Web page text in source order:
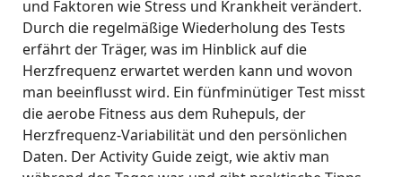
und Faktoren wie Stress und Krankheit verändert.
Durch die regelmäßige Wiederholung des Tests
erfährt der Träger, was im Hinblick auf die
Herzfrequenz erwartet werden kann und wovon
man beeinflusst wird. Ein fünfminütiger Test misst
die aerobe Fitness aus dem Ruhepuls, der
Herzfrequenz-Variabilität und den persönlichen
Daten. Der Activity Guide zeigt, wie aktiv man